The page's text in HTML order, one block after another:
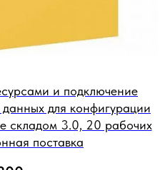
и подключение
для конфигурации
складом 3.0, 20 рабочих
поставка